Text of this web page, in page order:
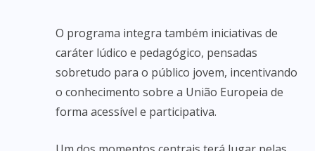
O programa integra também iniciativas de
caráter lúdico e pedagógico, pensadas
sobretudo para o público jovem, incentivando
o conhecimento sobre a União Europeia de
forma acessível e participativa.